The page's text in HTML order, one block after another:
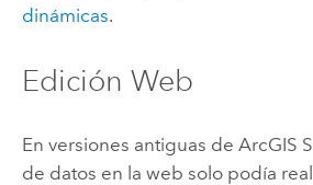
dinámicas.
Edición Web
En versiones antiguas de ArcGIS
de datos en la web solo podía